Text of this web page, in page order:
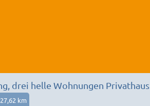
Mainzer Umgebung, drei helle Wohnungen Privathaus
27,62 km